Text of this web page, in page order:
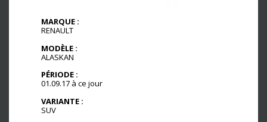
MARQUE :
RENAULT
MODÈLE :
ALASKAN
PÉRIODE :
01.09.17 à ce jour
VARIANTE :
SUV